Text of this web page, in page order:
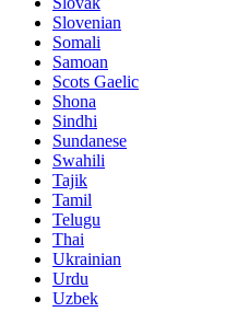
Slovenian
Somali
Samoan
Scots Gaelic
Shona
Sindhi
Sundanese
Swahili
Tajik
Tamil
Telugu
Thai
Ukrainian
Urdu
Uzbek